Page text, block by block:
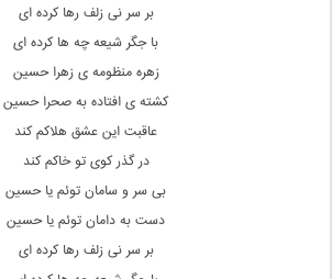
بر سر نی زلف رها کرده ای
با جگر شیعه چه ها کرده ای
زهره منظومه ی زهرا حسین
کشته ی افتاده به صحرا حسین
عاقبت این عشق هلاکم کند
در گذر کوی تو خاکم کند
بی سر و سامان توئم یا حسین
دست به دامان توئم یا حسین
بر سر نی زلف رها کرده ای